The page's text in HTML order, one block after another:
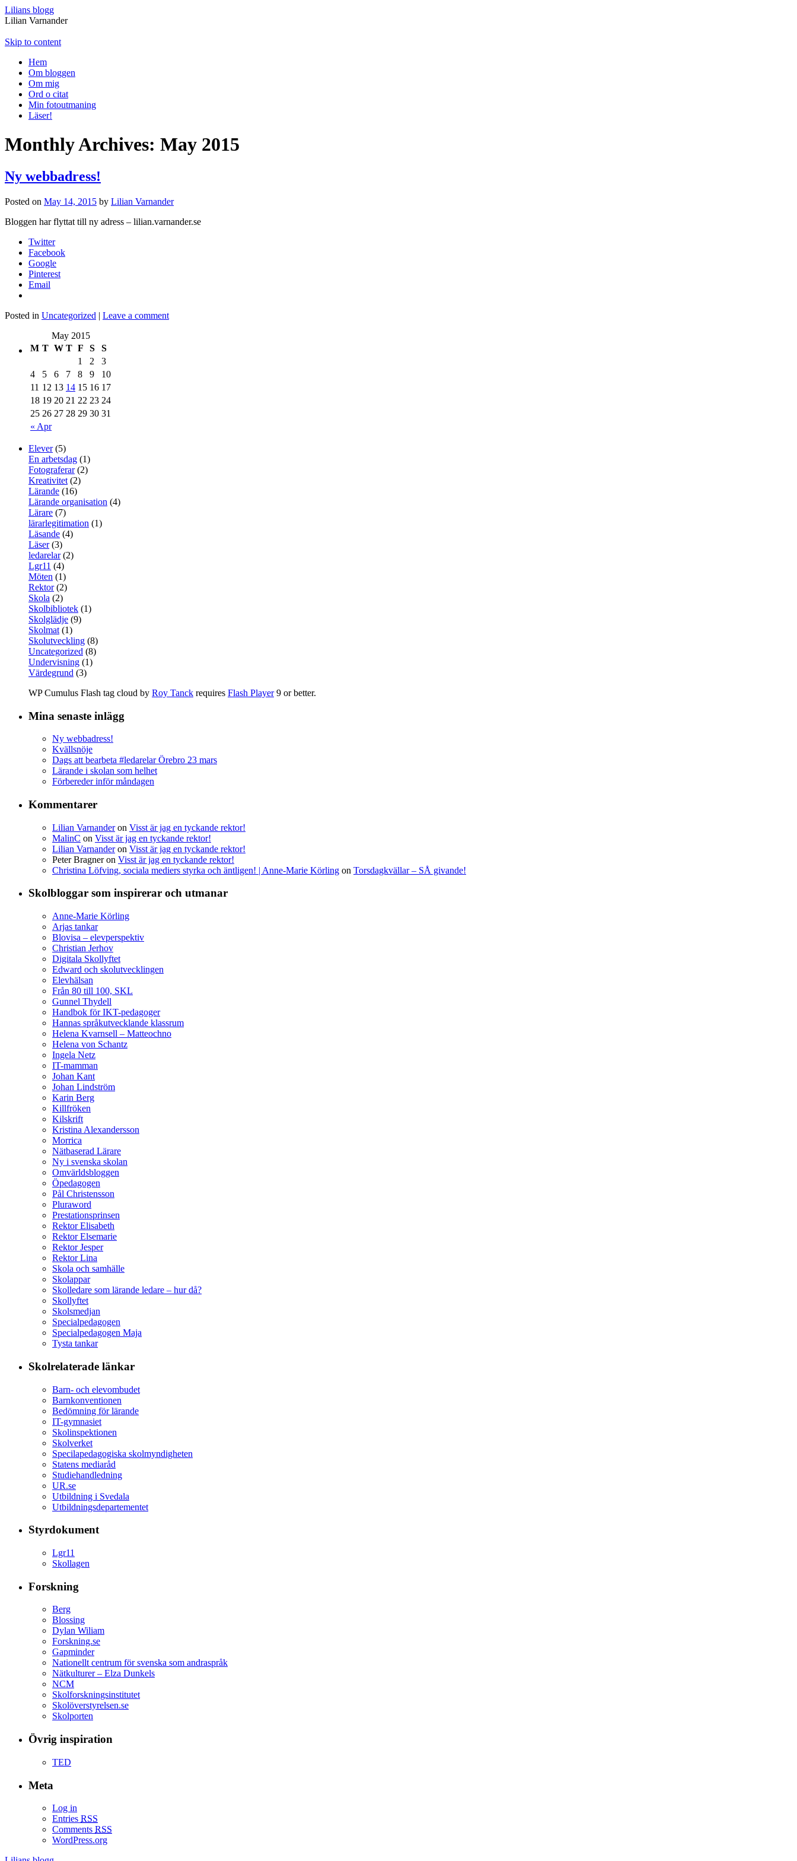
Lilians blogg
Lilian Varnander
Skip to content
Hem
Om bloggen
Om mig
Ord o citat
Min fotoutmaning
Läser!
Monthly Archives: May 2015
Ny webbadress!
Posted on May 14, 2015 by Lilian Varnander
Bloggen har flyttat till ny adress – lilian.varnander.se
Twitter
Facebook
Google
Pinterest
Email
Posted in Uncategorized | Leave a comment
May 2015
M T W T F S S
« Apr
1 2
3
4
5 6 7 8 9
10
11 12 13 14 15 16 17
18 19 20 21 22 23 24
25 26 27 28 29 30 31
Elever(5)
En arbetsdag (1)
Fotograferar(2)
Kreativitet (2)
Lärande (16)
Lärande organisation (4)
Lärare (7)
lärarlegitimation (1)
Läsande (4)
Läser(3)
ledarelar(2)
Lgr11 (4)
Möten (1)
Rektor(2)
Skola (2)
Skolbibliotek (1)
Skolglädje (9)
Skolmat (1)
Skolutveckling (8)
Uncategorized (8)
Undervisning (1)
Värdegrund (3)
WP Cumulus Flash tag cloud by Roy Tanck requires Flash Player9 or better.
Mina senaste inlägg
Ny webbadress!
Kvällsnöje
Dags att bearbeta #ledarelar Örebro 23 mars
Lärande i skolan som helhet
Förbereder inför måndagen
Kommentarer
Lilian Varnanderon Visst är jag en tyckande rektor!
MalinC on Visst är jag en tyckande rektor!
Lilian Varnanderon Visst är jag en tyckande rektor!
Peter Bragneron Visst är jag en tyckande rektor!
Christina Löfving, sociala mediers styrka och äntligen! | Anne-Marie Körling on Torsdagkvällar – SÅ givande!
Skolbloggar som inspirerar och utmanar
Anne-Marie Körling
Arjas tankar
Blovisa – elevperspektiv
Christian Jerhov
Digitala Skollyftet
Edward och skolutvecklingen
Elevhälsan
Från 80 till 100, SKL
Gunnel Thydell
Handbok för IKT-pedagoger
Hannas språkutvecklande klassrum
Helena Kvarnsell – Matteochno
Helena von Schantz
Ingela Netz
IT-mamman
Johan Kant
Johan Lindström
Karin Berg
Killfröken
Kilskrift
Kristina Alexandersson
Morrica
Nätbaserad Lärare
Ny i svenska skolan
Omvärldsbloggen
Öpedagogen
Pål Christensson
Pluraword
Prestationsprinsen
Rektor Elisabeth
Rektor Elsemarie
Rektor Jesper
Rektor Lina
Skola och samhälle
Skolappar
Skolledare som lärande ledare – hur då?
Skollyftet
Skolsmedjan
Specialpedagogen
Specialpedagogen Maja
Tysta tankar
Skolrelaterade länkar
Barn- och elevombudet
Barnkonventionen
Bedömning för lärande
IT-gymnasiet
Skolinspektionen
Skolverket
Specilapedagogiska skolmyndigheten
Statens mediaråd
Studiehandledning
UR.se
Utbildning i Svedala
Utbildningsdepartementet
Styrdokument
Lgr11
Skollagen
Forskning
Berg
Blossing
Dylan Wiliam
Forskning.se
Gapminder
Nationellt centrum för svenska som andraspråk
Nätkulturer – Elza Dunkels
NCM
Skolforskningsinstitutet
Skolöverstyrelsen.se
Skolporten
Övrig inspiration
TED
Meta
Log in
Entries RSS
Comments RSS
WordPress.org